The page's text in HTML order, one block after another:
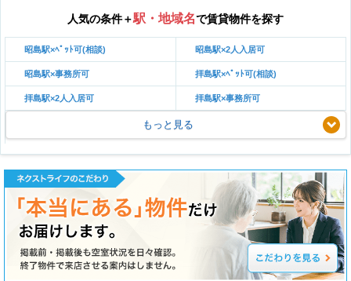
人気の条件＋駅・地域名で賃貸物件を探す
昭島駅×ﾍﾟｯﾄ可(相談) 昭島駅×2人入居可
昭島駅×事務所可 拝島駅×ﾍﾟｯﾄ可(相談)
拝島駅×2人入居可 拝島駅×事務所可
もっと見る